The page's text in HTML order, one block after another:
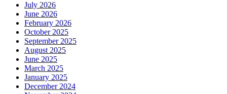
July 2026
June 2026
February 2026
October 2025
September 2025
August 2025
June 2025
March 2025
January 2025
December 2024